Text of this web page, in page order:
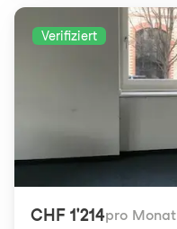
Verifiziert
CHF 1'214pro Monat